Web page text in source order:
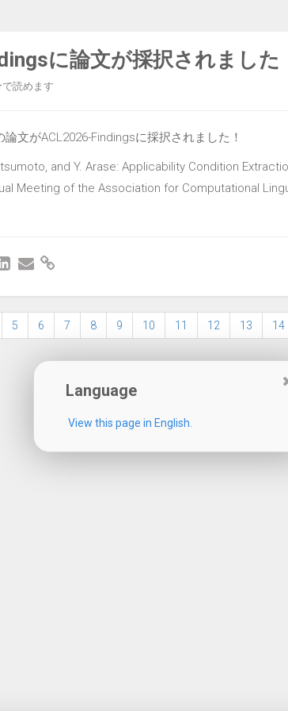
に論文が採択されました
で読めます
文がACL2026-Findingsに採択されました！
and Y. Arase: Applicability Condition
Meeting of the Association for Computational
5 6 7 8 9 10 11 12 13 14
Language
View this page in English.